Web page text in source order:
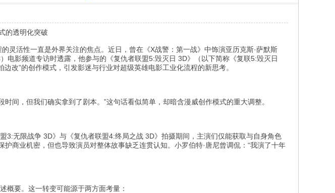
的透明化突破
灵活性一直是外界关注的焦点。近日，曾在《X战警：第一战》中饰演亚历克斯·萨默斯
电影频道专访时透露，他参与的《复仇者联盟5:毁灭日 3D》（以下简称《复联5:毁灭日
改”的创作模式，引发影迷与行业对超级英雄电影工业化流程的新思考。
间，但我们确实拿到了剧本。”这句话看似简单，却暗含漫威创作模式的重大调整。
3:无限战争 3D》与《复仇者联盟4:终局之战 3D》拍摄期间，主演们仅能获取与自身角色
商业机密，但也导致演员对整体故事缺乏连贯认知。小罗伯特·唐尼曾调侃：“我演了十年
概要。这一转变可能源于两方面考量：